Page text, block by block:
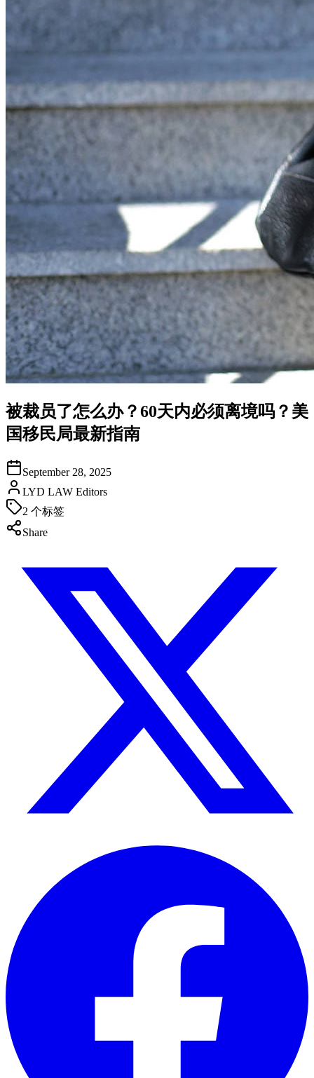
被裁员了怎么办？60天内必须离境吗？美
国移民局最新指南
September 28, 2025
LYD LAW Editors
2 个标签
Share